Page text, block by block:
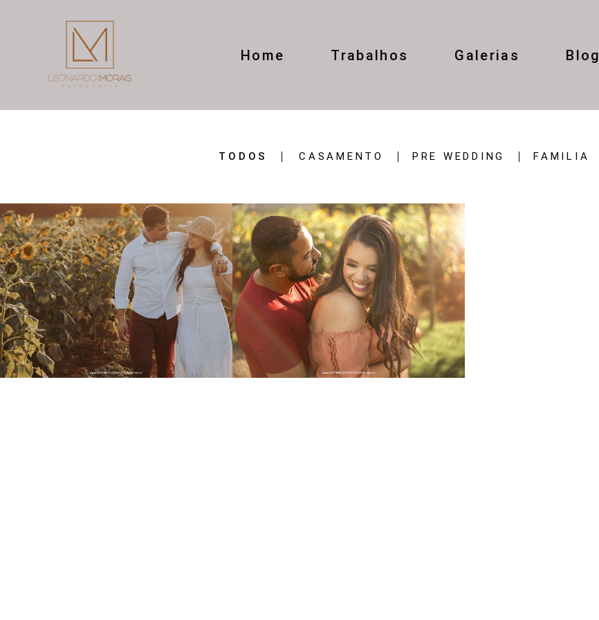
Home Trabalhos Galerias Blog
TODOS CASAMENTO PRE WEDDING FAMILIA
752 750 38